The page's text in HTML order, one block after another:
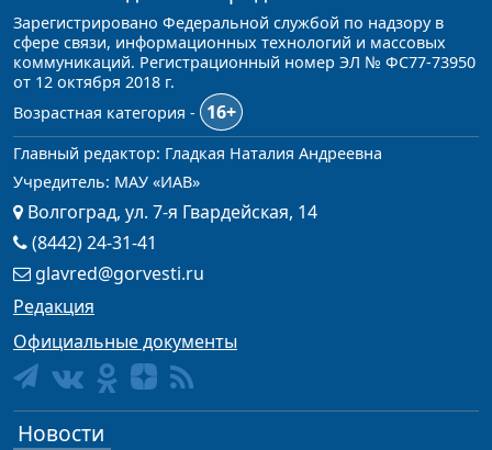
Зарегистрировано Федеральной службой по надзору в
сфере связи, информационных технологий и массовых
коммуникаций. Регистрационный номер ЭЛ № ФС77-73950
от 12 октября 2018 г.
Возрастная категория -
16+
Главный редактор: Гладкая Наталия Андреевна
Учредитель: МАУ «ИАВ»
Волгоград, ул. 7-я Гвардейская, 14
(8442) 24-31-41
glavred@gorvesti.ru
Редакция
Официальные документы
Новости